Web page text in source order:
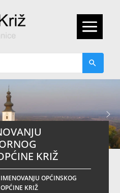
KRIŽ
IMENOVANJU OPĆINSKOG
KRIŽ